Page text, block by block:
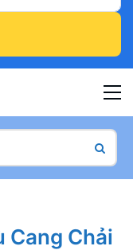
Cang Chải